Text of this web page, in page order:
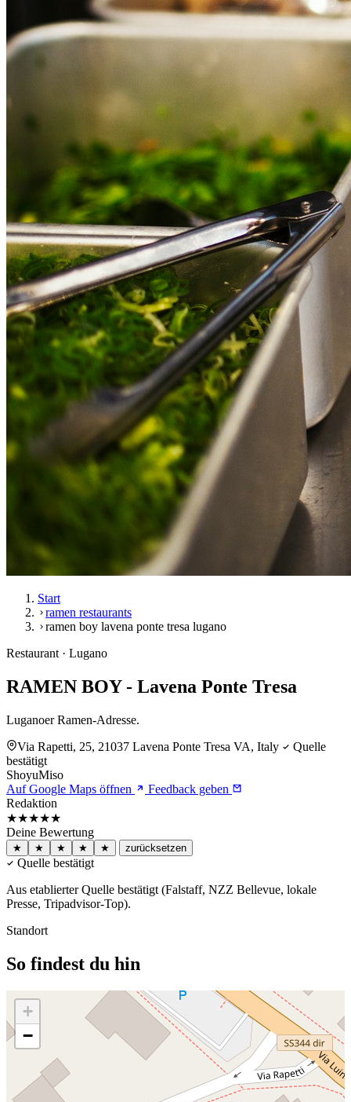
Start
ramen restaurants
ramen boy lavena ponte tresa lugano
Restaurant · Lugano
RAMEN BOY - Lavena Ponte Tresa
Luganoer Ramen-Adresse.
Via Rapetti, 25, 21037 Lavena Ponte Tresa VA, Italy
Quelle
bestätigt
ShoyuMiso
Auf Google Maps öffnen
Feedback geben
Redaktion
★★★★★
Deine Bewertung
★ ★ ★ ★ ★ zurücksetzen
Quelle bestätigt
Aus etablierter Quelle bestätigt (Falstaff, NZZ Bellevue, lokale
Presse, Tripadvisor-Top).
Standort
So findest du hin
+
−